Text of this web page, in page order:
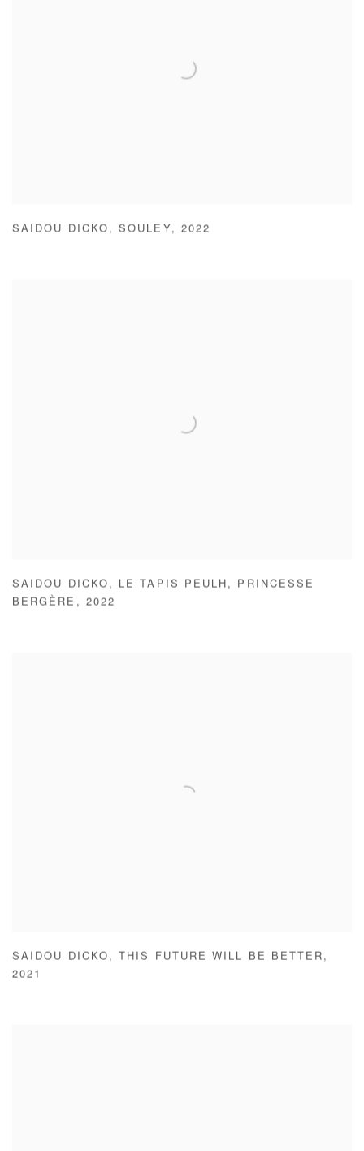
SAIDOU DICKO ,SOULEY , 2022
SAIDOU DICKO , LE TAPIS PEULH , PRINCESSE
BERGÈRE , 2022
SAIDOU DICKO , THIS FUTURE WILL BE BETTER ,
2021